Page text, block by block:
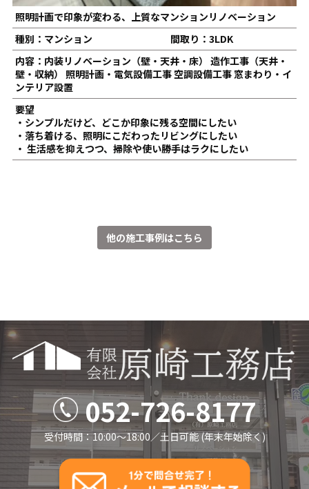
照明計画で印象が変わる、上質なマンションリノベーション
種別：マンション
間取り：3LDK
内容：内装リノベーション（壁・天井・床） 造作工事（天井・
壁・収納） 照明計画・電気設備工事 空調設備工事 窓まわり・イ
ンテリア設置
要望
・シンプルだけど、どこか印象に残る空間にしたい
・落ち着ける、照明にこだわったリビングにしたい
・ 生活感を抑えつつ、掃除や使い勝手はラクにしたい
他の施工事例はこちら
052-726-8177
受付時間：10:00～18:00／⼟⽇可能 (年末年始除く)